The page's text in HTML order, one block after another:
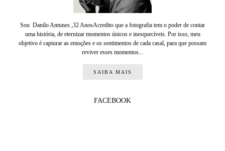
Sou Danilo Antunes ,32 AnosAcredito que a fotografia tem o poder de contar
uma história, de eternizar momentos únicos e inesquecíveis. Por isso, meu
objetivo é capturar as emoções e os sentimentos de cada casal, para que possam
reviver esses momentos...
SAIBA MAIS
FACEBOOK